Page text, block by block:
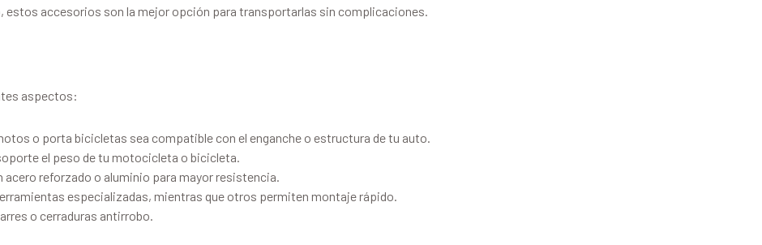
estos accesorios son la mejor opción para transportarlas sin complicaciones.
aspectos:
o porta bicicletas sea compatible con el enganche o estructura de tu auto.
el peso de tu motocicleta o bicicleta.
reforzado o aluminio para mayor resistencia.
especializadas, mientras que otros permiten montaje rápido.
o cerraduras antirrobo.